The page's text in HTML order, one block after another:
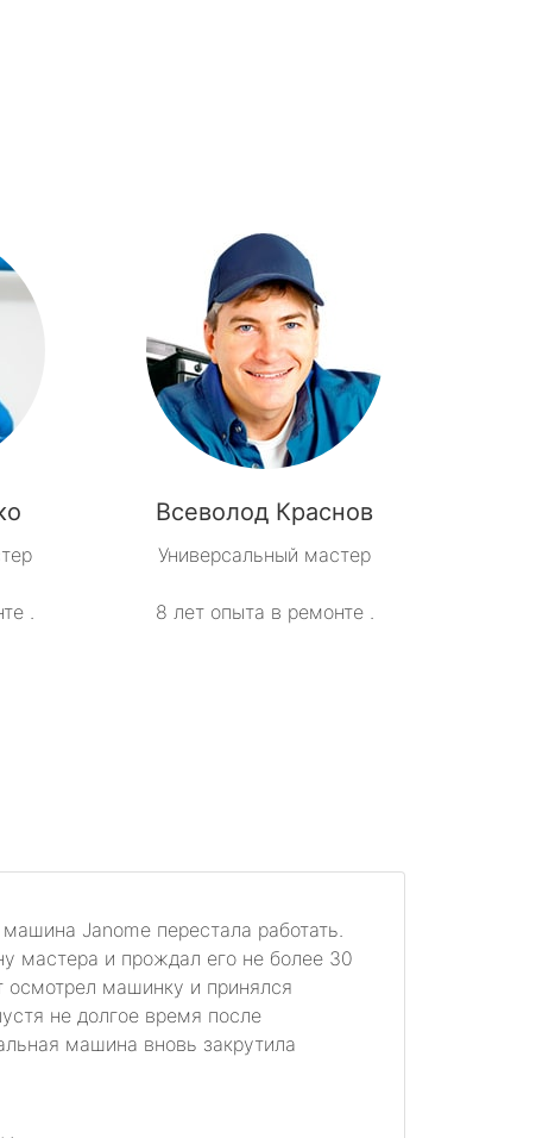
.
Всеволод Краснов
Универсальный мастер
8 лет опыта в ремонте .
Janome перестала работать.
мастера и прождал его не более 30
осмотрел машинку и принялся
не долгое время после
машина вновь закрутила